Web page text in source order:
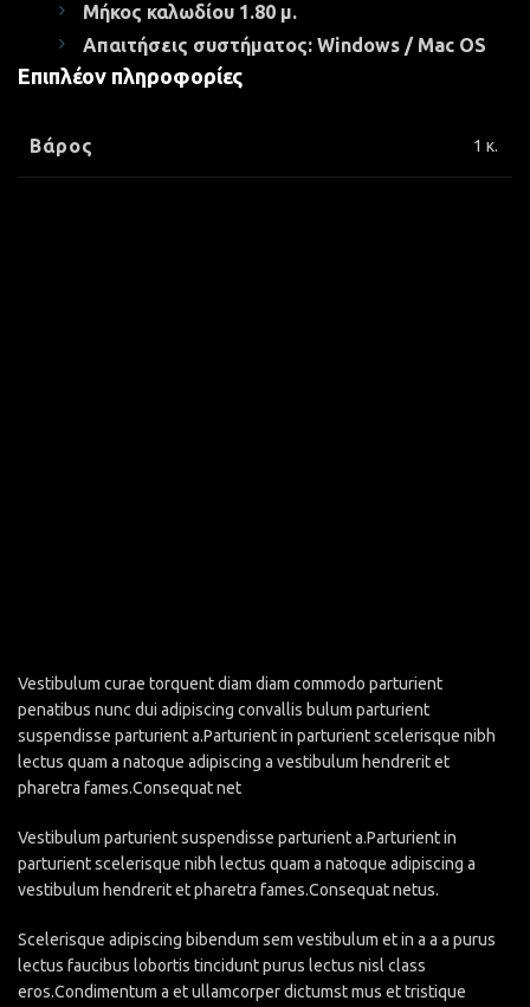
Μήκος καλωδίου 1.80 μ.
Απαιτήσεις συστήματος: Windows / Mac OS
Επιπλέον πληροφορίες
Βάρος 1 κ.
Vestibulum curae torquent diam diam commodo parturient
penatibus nunc dui adipiscing convallis bulum parturient
suspendisse parturient a.Parturient in parturient scelerisque nibh
lectus quam a natoque adipiscing a vestibulum hendrerit et
pharetra fames.Consequat net
Vestibulum parturient suspendisse parturient a.Parturient in
parturient scelerisque nibh lectus quam a natoque adipiscing a
vestibulum hendrerit et pharetra fames.Consequat netus.
Scelerisque adipiscing bibendum sem vestibulum et in a a a purus
lectus faucibus lobortis tincidunt purus lectus nisl class
eros.Condimentum a et ullamcorper dictumst mus et tristique